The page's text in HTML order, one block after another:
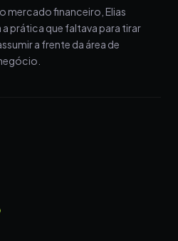
mercado financeiro, Elias
prática que faltava para tirar
a frente da área de